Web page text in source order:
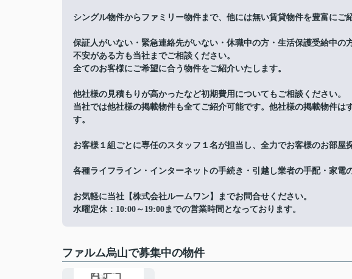
シングル物件からファミリー物件まで、他には無い賃貸物件を豊富にご
保証人がいない・緊急連絡先がいない・休職中の方・生活保護受給中
不安がある方も当社までご相談ください。
全てのお客様にご希望に合う物件をご紹介いたします。
他社様の見積もりが高かったなど初期費用についてもご相談ください。
当社では他社様の掲載物件も全てご紹介可能です。他社様の掲載物件は
す。
お客様１組ごとに専任のスタッフ１名が担当し、全力でお客様のお部屋
各種ライフライン・インターネットの手続き・引越し業者の手配・家電
お気軽に当社【株式会社ルームワン】までお問合せください。
水曜定休：10:00～19:00までの営業時間となっております。
ファルム烏山で募集中の物件